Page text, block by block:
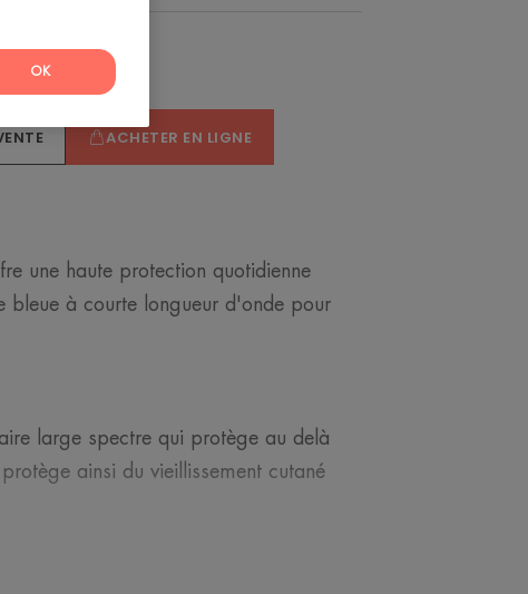
ACHETER EN LIGNE
une haute protection quotidienne
bleue à courte longueur d'onde pour
large spectre qui protège au delà
ainsi du vieillissement cutané
OK